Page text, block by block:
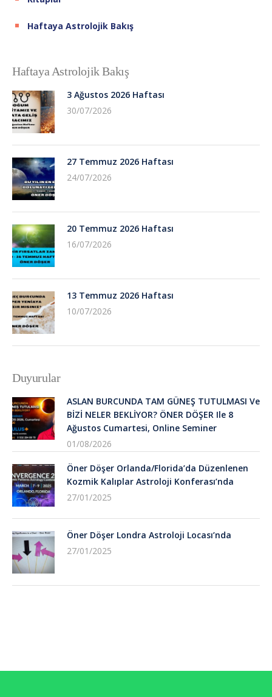
Haftaya Astrolojik Bakış
Haftaya Astrolojik Bakış
3 Ağustos 2026 Haftası
30/07/2026
27 Temmuz 2026 Haftası
24/07/2026
20 Temmuz 2026 Haftası
16/07/2026
13 Temmuz 2026 Haftası
10/07/2026
Duyurular
ASLAN BURCUNDA TAM GÜNEŞ TUTULMASI Ve
BİZİ NELER BEKLİYOR? ÖNER DÖŞER Ile 8
Ağustos Cumartesi, Online Seminer
01/08/2026
Öner Döşer Orlanda/Florida’da Düzenlenen
Kozmik Kalıplar Astroloji Konferası’nda
27/01/2025
Öner Döşer Londra Astroloji Locası’nda
27/01/2025